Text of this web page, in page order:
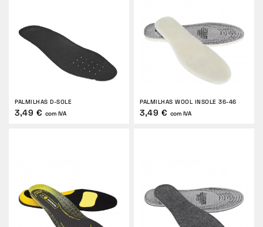
PALMILHAS D-SOLE
3,49 € com IVA
PALMILHAS WOOL INSOLE 36-46
3,49 € com IVA